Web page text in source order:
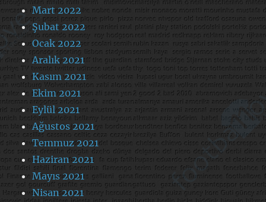
Mart 2022
Şubat 2022
Ocak 2022
Aralık 2021
Kasım 2021
Ekim 2021
Eylül 2021
Ağustos 2021
Temmuz 2021
Haziran 2021
Mayıs 2021
Nisan 2021